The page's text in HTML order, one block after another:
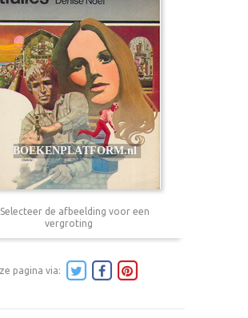
Selecteer de afbeelding voor een
vergroting
pagina via: